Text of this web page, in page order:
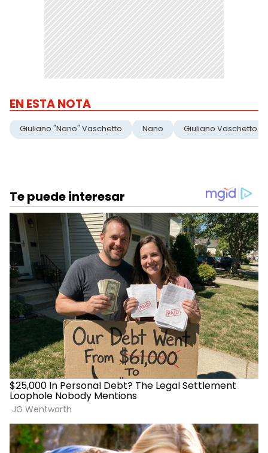
EN ESTA NOTA
Giuliano "Nano" Vaschetto Nano Giuliano Vaschetto